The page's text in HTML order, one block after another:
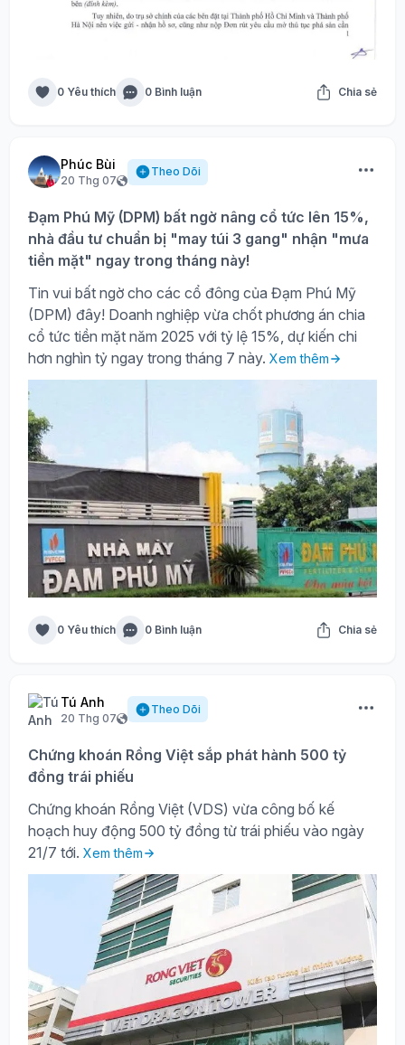
0 Yêu thích 0 Bình luận Chia sẻ
Phúc Bùi
20 Thg 07
Theo Dõi
Đạm Phú Mỹ (DPM) bất ngờ nâng cổ tức lên 15%,
nhà đầu tư chuẩn bị "may túi 3 gang" nhận "mưa
tiền mặt" ngay trong tháng này!
Tin vui bất ngờ cho các cổ đông của Đạm Phú Mỹ
(DPM) đây! Doanh nghiệp vừa chốt phương án chia
cổ tức tiền mặt năm 2025 với tỷ lệ 15%, dự kiến chi
hơn nghìn tỷ ngay trong tháng 7 này. Xem thêm
0 Yêu thích 0 Bình luận Chia sẻ
Tú Anh
20 Thg 07
Theo Dõi
Chứng khoán Rồng Việt sắp phát hành 500 tỷ
đồng trái phiếu
Chứng khoán Rồng Việt (VDS) vừa công bố kế
hoạch huy động 500 tỷ đồng từ trái phiếu vào ngày
21/7 tới. Xem thêm